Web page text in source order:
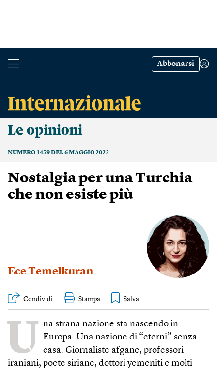
Abbonarsi
Le opinioni
NUMERO 1459 DEL 6 MAGGIO 2022
Nostalgia per una Turchia
che non esiste più
Ece Temelkuran
Condividi Stampa
U na strana nazione sta nascendo in
Europa. Una nazione di “eterni” senza
casa. Giornaliste afgane, professori
iraniani, poete siriane, dottori yemeniti e molti